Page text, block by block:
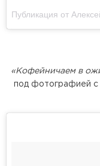
Публикация от
«Кофейничаем в
под фотографией с